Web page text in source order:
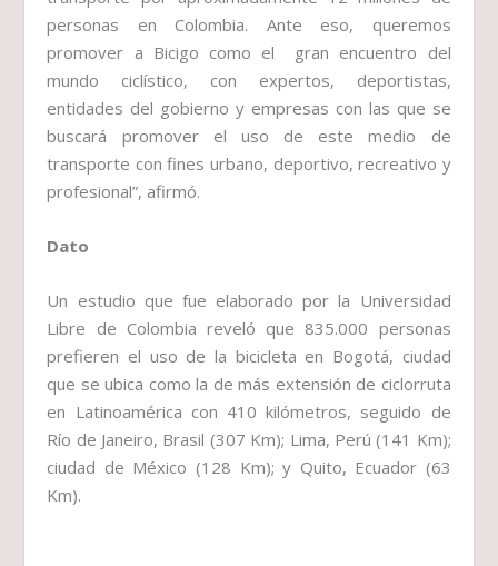
personas en Colombia. Ante eso, queremos
promover a Bicigo como el gran encuentro del
mundo ciclístico, con expertos, deportistas,
entidades del gobierno y empresas con las que se
buscará promover el uso de este medio de
transporte con fines urbano, deportivo, recreativo y
profesional”, afirmó.
Dato
Un estudio que fue elaborado por la Universidad
Libre de Colombia reveló que 835.000 personas
prefieren el uso de la bicicleta en Bogotá, ciudad
que se ubica como la de más extensión de ciclorruta
en Latinoamérica con 410 kilómetros, seguido de
Río de Janeiro, Brasil (307 Km); Lima, Perú (141 Km);
ciudad de México (128 Km); y Quito, Ecuador (63
Km).